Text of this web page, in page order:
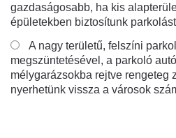
gazdaságosabb, ha kis
épületekben biztosítunk
A nagy területű, felszíni
megszüntetésével, a parkoló
mélygarázsokba rejtve rengeteg
nyerhetünk vissza a városok